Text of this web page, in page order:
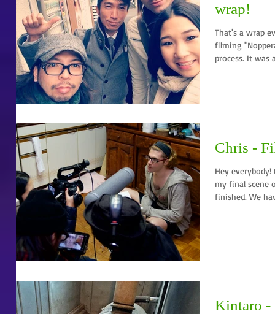
wrap!
That's a wrap
filming
process.
Chris -
Hey everybody! Chris here. A
my final scene
finished. We
Kintaro -